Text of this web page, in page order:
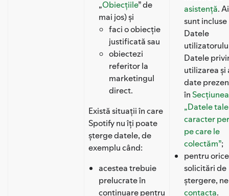
„Obiecțiile” de
mai jos) și
faci o obiecție
justificată sau
obiectezi
referitor la
marketingul
direct.
Există situații în care
Spotify nu îți poate
șterge datele, de
exemplu când:
acestea trebuie
prelucrate în
continuare pentru
asistență.
sunt incluse
Datele
Datele
utilizarea și
date
în
„Datele
caracter
pe care le
colectăm”;
pentru
solicitări de
ștergere,
contacta.